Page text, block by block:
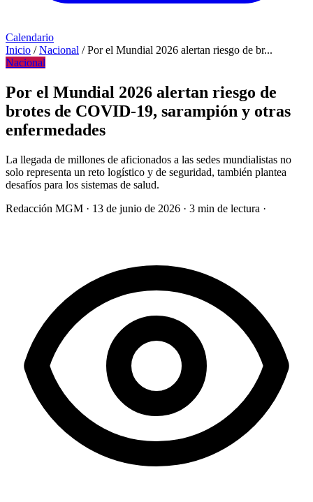
Calendario
Inicio / Nacional / Por el Mundial 2026 alertan riesgo de br...
Nacional
Por el Mundial 2026 alertan riesgo de
brotes de COVID-19, sarampión y otras
enfermedades
La llegada de millones de aficionados a las sedes mundialistas no
solo representa un reto logístico y de seguridad, también plantea
desafíos para los sistemas de salud.
Redacción MGM · 13 de junio de 2026 · 3 min de lectura ·